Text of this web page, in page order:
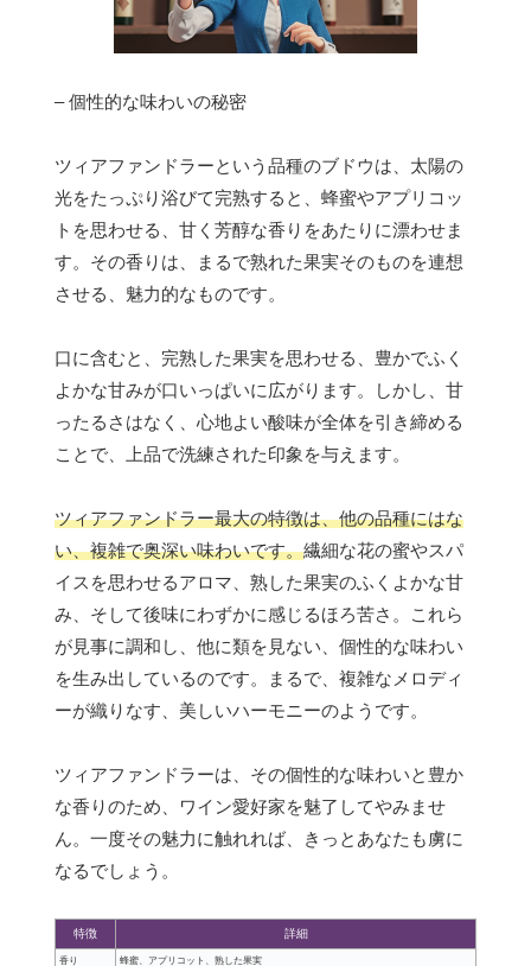
– 個性的な味わいの秘密
ツィアファンドラーという品種のブドウは、太陽の
光をたっぷり浴びて完熟すると、蜂蜜やアプリコッ
トを思わせる、甘く芳醇な香りをあたりに漂わせま
す。その香りは、まるで熟れた果実そのものを連想
させる、魅力的なものです。
口に含むと、完熟した果実を思わせる、豊かでふく
よかな甘みが口いっぱいに広がります。しかし、甘
ったるさはなく、心地よい酸味が全体を引き締める
ことで、上品で洗練された印象を与えます。
ツィアファンドラー最大の特徴は、他の品種にはな
い、複雑で奥深い味わいです。繊細な花の蜜やスパ
イスを思わせるアロマ、熟した果実のふくよかな甘
み、そして後味にわずかに感じるほろ苦さ。これら
が見事に調和し、他に類を見ない、個性的な味わい
を生み出しているのです。まるで、複雑なメロディ
ーが織りなす、美しいハーモニーのようです。
ツィアファンドラーは、その個性的な味わいと豊か
な香りのため、ワイン愛好家を魅了してやみませ
ん。一度その魅力に触れれば、きっとあなたも虜に
なるでしょう。
特徴 詳細
香り 蜂蜜、アプリコット、熟した果実